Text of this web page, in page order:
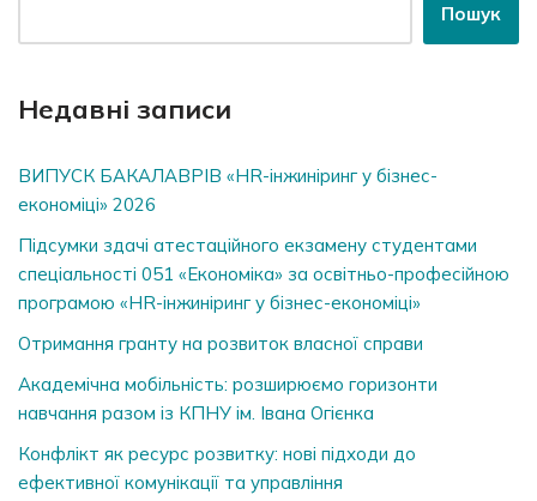
Пошук
Недавні записи
ВИПУСК БАКАЛАВРІВ «HR-інжиніринг у бізнес-
економіці» 2026
Підсумки здачі атестаційного екзамену студентами
спеціальності 051 «Економіка» за освітньо-професійною
програмою «HR-інжиніринг у бізнес-економіці»
Отримання гранту на розвиток власної справи
Академічна мобільність: розширюємо горизонти
навчання разом із КПНУ ім. Івана Огієнка
Конфлікт як ресурс розвитку: нові підходи до
ефективної комунікації та управління